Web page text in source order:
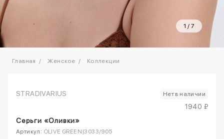
1 / 7
Главная Женское Коллекции
STRADIVARIUS Нет в наличии
1940 ₽
Серьги «Оливки»
Артикул: OLIVE GREEN|3033/905